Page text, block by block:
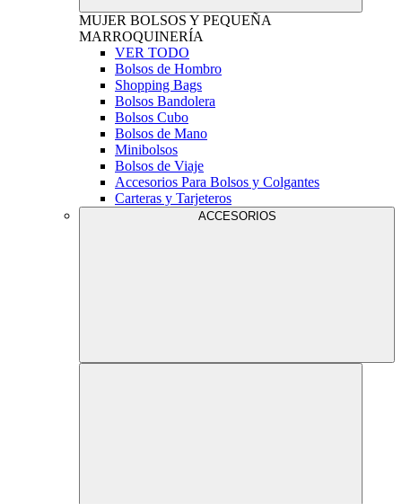
MUJER BOLSOS Y PEQUEÑA
MARROQUINERÍA
VER TODO
Bolsos de Hombro
Shopping Bags
Bolsos Bandolera
Bolsos Cubo
Bolsos de Mano
Minibolsos
Bolsos de Viaje
Accesorios Para Bolsos y Colgantes
Carteras y Tarjeteros
ACCESORIOS